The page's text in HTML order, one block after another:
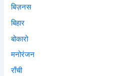
बिज़नस
बिहार
बोकारो
मनोरंजन
राँची